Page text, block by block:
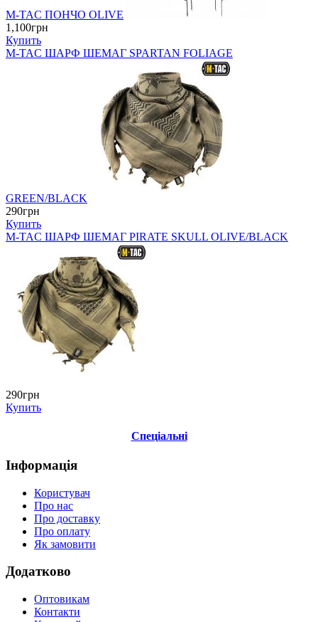
M-TAC ПОНЧО OLIVE
1,100грн
Купить
M-TAC ШАРФ ШЕМАГ SPARTAN FOLIAGE
GREEN/BLACK
290грн
Купить
M-TAC ШАРФ ШЕМАГ PIRATE SKULL OLIVE/BLACK
290грн
Купить
Спеціальні
Інформація
Користувач
Про нас
Про доставку
Про оплату
Як замовити
Додатково
Оптовикам
Контакти